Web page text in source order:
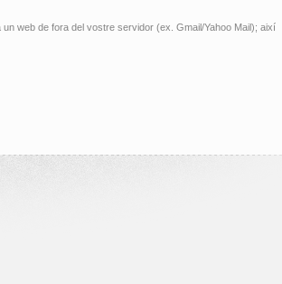
web de fora del vostre servidor (ex. Gmail/Yahoo Mail); així